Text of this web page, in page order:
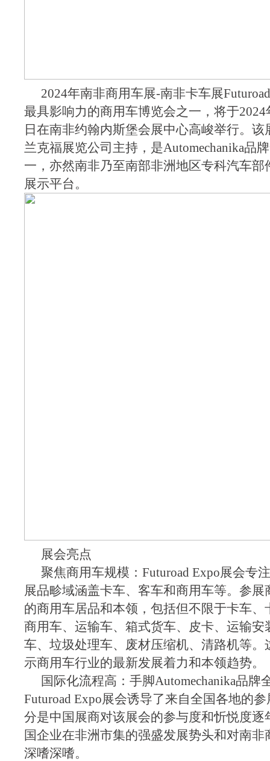
2024年南非商用车展-南非卡车展
最具影响力的商用车博览会之一，将于2024
日在南非约翰内斯堡会展中心高峻举行。
兰克福展览公司主持，是Automechanika品
一，亦然南非乃至南部非洲地区专科汽车部
展示平台。
展会亮点
聚焦商用车规模：Futuroad Expo展会专
展品畛域涵盖卡车、客车和商用车等。参展
的商用车居品和本领，包括但不限于卡车、
商用车、运输车、箱式货车、皮卡、运输安
车、垃圾处理车、废材压缩机、清路机等。
示商用车行业的最新发展着力和本领趋势。
国际化流程高：手脚Automechanika品牌
Futuroad Expo展会诱导了来自全国各地的
分是中国展商对该展会的参与度和忻悦度逐
国企业在非洲市集的强盛发展势头和对南非
深嗜深嗜。